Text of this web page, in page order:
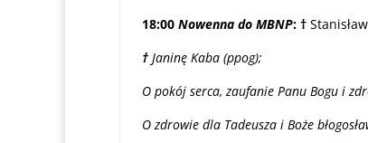
18:00 Nowenna do MBNP: †
† Janinę Kaba (ppog);
O pokój serca, zaufanie Panu Bogu i
O zdrowie dla Tadeusza i Boże